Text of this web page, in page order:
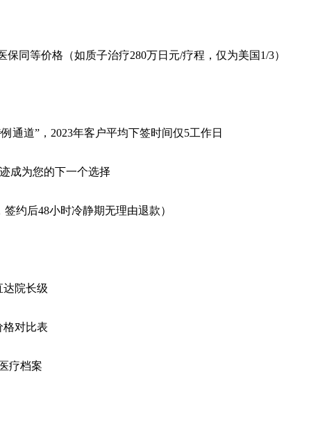
同等价格（如质子治疗280万日元/疗程，仅为美国1/3）
通道”，2023年客户平均下签时间仅5工作日
成为您的下一个选择
约后48小时冷静期无理由退款）
达院长级
格对比表
疗档案